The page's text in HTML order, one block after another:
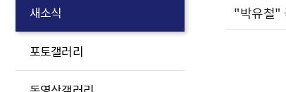
새소식
포토갤러리
"박유철"